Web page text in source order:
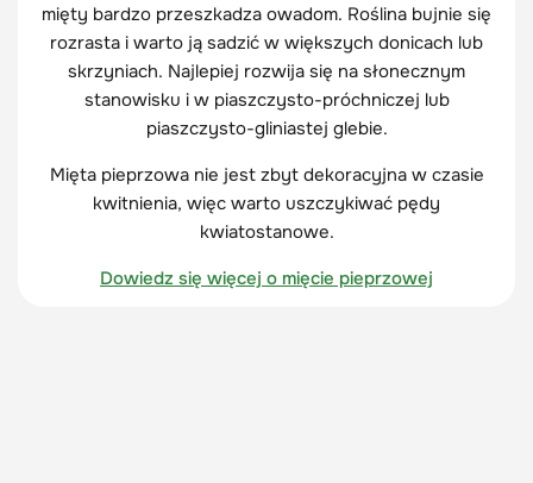
mięty bardzo przeszkadza owadom. Roślina bujnie się
rozrasta i warto ją sadzić w większych donicach lub
skrzyniach. Najlepiej rozwija się na słonecznym
stanowisku i w piaszczysto-próchniczej lub
piaszczysto-gliniastej glebie.
Mięta pieprzowa nie jest zbyt dekoracyjna w czasie
kwitnienia, więc warto uszczykiwać pędy
kwiatostanowe.
Dowiedz się więcej o mięcie pieprzowej